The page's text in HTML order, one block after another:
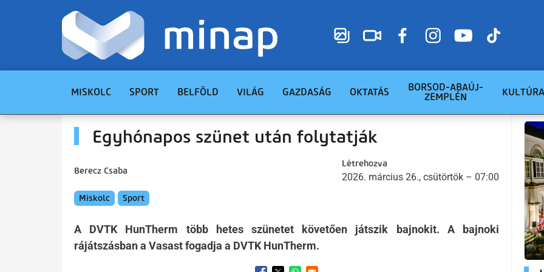
MISKOLC SPORT BELFÖLD VILÁG GAZDASÁG OKTATÁS
BORSOD-ABAÚJ-
ZEMPLÉN
KULTÚRA
Egyhónapos szünet után folytatják
Berecz Csaba
Létrehozva
2026. március 26., csütörtök – 07:00
Miskolc Sport
A DVTK HunTherm több hetes szünetet követően játszik bajnokit. A bajnoki
rájátszásban a Vasast fogadja a DVTK HunTherm.